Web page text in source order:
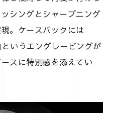
シングとシャープニング
。ケースバックには
いうエングレービングが
スに特別感を添えてい